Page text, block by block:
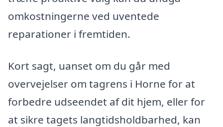
omkostningerne ved uventede
reparationer i fremtiden.
Kort sagt, uanset om du går med
overvejelser om tagrens i Horne for at
forbedre udseendet af dit hjem, eller for
at sikre tagets langtidsholdbarhed, kan